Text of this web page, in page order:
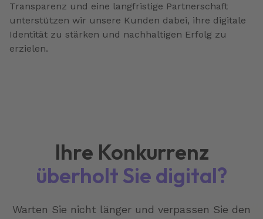
Transparenz und eine langfristige Partnerschaft
unterstützen wir unsere Kunden dabei, ihre digitale
Identität zu stärken und nachhaltigen Erfolg zu
erzielen.
Ihre Konkurrenz
überholt Sie digital?
Warten Sie nicht länger und verpassen Sie den